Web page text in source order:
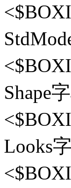
Shape
Looks